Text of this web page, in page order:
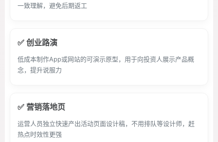
一致理解，避免后期返工
✅ 创业路演
低成本制作App或网站的可演示原型，用于向投资人展示产品概
念，提升说服力
✅ 营销落地页
运营人员独立快速产出活动页面设计稿，不用排队等设计师，赶
热点时效性更强